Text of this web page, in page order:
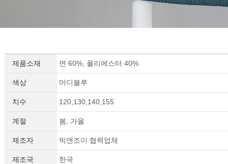
제품소재 면 60%, 폴리에스터 40%
색상 머디블루
치수 120,130,140,155
계절 봄, 가을
제조자 빅앤조이 협력업체
제조국 한국